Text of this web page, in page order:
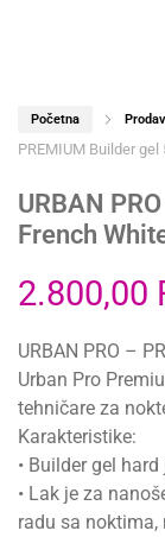
Početna
PREMIUM Builder
URBAN
French
2.800,00
URBAN PRO –
Urban Pro
tehničare za
Karakteristike:
• Builder gel
• Lak је za
radu sa noktima,